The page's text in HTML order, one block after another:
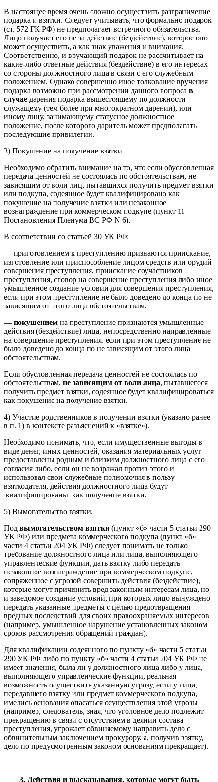
В настоящее время очень сложно осуществить разграничение
подарка и взятки. Следует учитывать, что формально подарок
(ст. 572 ГК РФ) не предполагает встречного обязательства.
Лицо получает его не за действие (бездействие), которое оно
может осуществить, а как знак уважения и внимания.
Соответственно, и вручающий подарок не рассчитывает на
какие-либо ответные действия (бездействие) в его интересах
со стороны должностного лица в связи с его служебным
положением. Однако совершенно иное толкование вручения
подарка возможно при рассмотрении данного вопроса в
случае дарения подарка вышестоящему по должности
служащему (тем более при многократном дарении), или
иному лицу, занимающему статусное должностное
положение, после которого даритель может предполагать
последующие привилегии.
3) Покушение на получение взятки.
Необходимо обратить внимание на то, что если обусловленная
передача ценностей не состоялась по обстоятельствам, не
зависящим от воли лиц, пытавшихся получить предмет взятки
или подкупа, содеянное будет квалифицировано как
покушение на получение взятки или незаконное
вознаграждение при коммерческом подкупе (пункт 11
Постановления Пленума ВС РФ N 6).
В соответствии со статьей 30 УК РФ:
— приготовлением к преступлению признаются приискание,
изготовление или приспособление лицом средств или орудий
совершения преступления, приискание соучастников
преступления, сговор на совершение преступления либо иное
умышленное создание условий для совершения преступления,
если при этом преступление не было доведено до конца по не
зависящим от этого лица обстоятельствам.
— покушением на преступление признаются умышленные
действия (бездействие) лица, непосредственно направленные
на совершение преступления, если при этом преступление не
было доведено до конца по не зависящим от этого лица
обстоятельствам.
Если обусловленная передача ценностей не состоялась по
обстоятельствам, не зависящим от воли лица, пытавшегося
получить предмет взятки, содеянное будет квалифицироваться
как покушение на получение взятки.
4) Участие родственников в получении взятки (указано ранее
в п. 1) в контексте разъяснений к «взятке»).
Необходимо понимать, что, если имущественные выгоды в
виде денег, иных ценностей, оказания материальных услуг
предоставлены родным и близким должностного лица с его
согласия либо, если он не возражал против этого и
использовал свои служебные полномочия в пользу
взяткодателя, действия должностного лица будут
квалифицированы как получение взятки.
5) Вымогательство взятки.
Под вымогательством взятки (пункт «б» части 5 статьи 290
УК РФ) или предмета коммерческого подкупа (пункт «б»
части 4 статьи 204 УК РФ) следует понимать не только
требование должностного лица или лица, выполняющего
управленческие функции, дать взятку либо передать
незаконное вознаграждение при коммерческом подкупе,
сопряженное с угрозой совершить действия (бездействие),
которые могут причинить вред законным интересам лица, но
и заведомое создание условий, при которых лицо вынуждено
передать указанные предметы с целью предотвращения
вредных последствий для своих правоохраняемых интересов
(например, умышленное нарушение установленных законом
сроков рассмотрения обращений граждан).
Для квалификации содеянного по пункту «б» части 5 статьи
290 УК РФ либо по пункту «б» части 4 статьи 204 УК РФ не
имеет значения, была ли у должностного лица либо у лица,
выполняющего управленческие функции, реальная
возможность осуществить указанную угрозу, если у лица,
передавшего взятку или предмет коммерческого подкупа,
имелись основания опасаться осуществления этой угрозы
(например, следователь, зная, что уголовное дело подлежит
прекращению в связи с отсутствием в деянии состава
преступления, угрожает обвиняемому направить дело с
обвинительным заключением прокурору, а, получив взятку,
дело по предусмотренным законом основаниям прекращает).
3. Действия и высказывания, которые могут быть